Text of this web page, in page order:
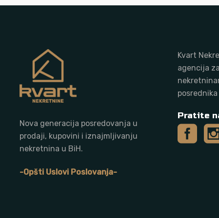
Nova generacija posredovanja u
prodaji, kupovini i iznajmljivanju
nekretnina u BiH.
-Opšti Uslovi Poslovanja-
Kvart
agencija
Pratite